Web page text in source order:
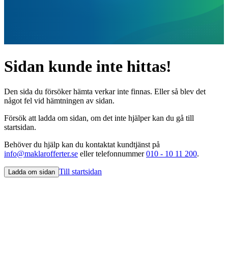
Sidan kunde inte hittas!
Den sida du försöker hämta verkar inte finnas. Eller så blev det
något fel vid hämtningen av sidan.
Försök att ladda om sidan, om det inte hjälper kan du gå till
startsidan.
Behöver du hjälp kan du kontaktat kundtjänst på
info@maklarofferter.se eller telefonnummer010 - 10 11 200.
Ladda om sidan Till startsidan